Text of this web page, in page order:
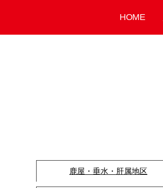
HOME
鹿屋・垂水・肝属地区